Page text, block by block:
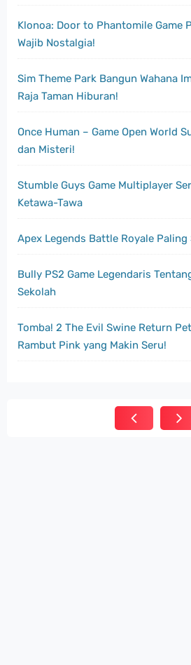
Klonoa: Door to Phantomile Game
Wajib Nostalgia!
Sim Theme Park Bangun Wahana
Raja Taman Hiburan!
Once Human – Game Open World
dan Misteri!
Stumble Guys Game Multiplayer
Ketawa-Tawa
Apex Legends Battle Royale Paling
Bully PS2 Game Legendaris
Sekolah
Tomba! 2 The Evil Swine Return
Rambut Pink yang Makin Seru!